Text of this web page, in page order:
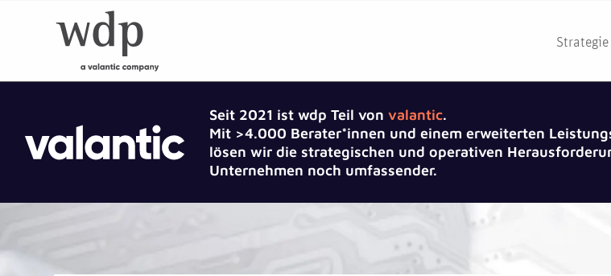
Strategie
Seit 2021 ist wdp Teil von valantic.
Mit >4.000 Berater*innen und einem erweiterten
lösen wir die strategischen und operativen
Unternehmen noch umfassender.